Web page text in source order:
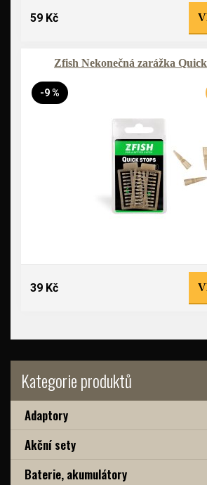
Kategorie produktů
Adaptory
Akční sety
Baterie, akumulátory
59 Kč
Zfish Nekonečná zarážka
-9 %
39 Kč